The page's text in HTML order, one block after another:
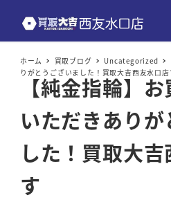
ホーム 買取ブログ Uncategorized
りがとうございました！買取大吉西友水口店
【純金指輪】
いただきあり
した！買取大
す